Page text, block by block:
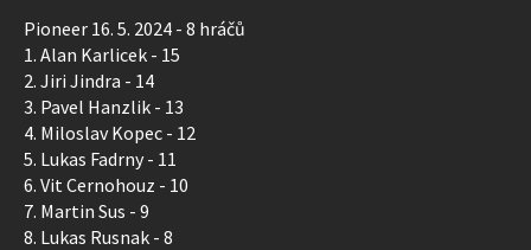
Pioneer 16. 5. 2024 - 8 hráčů
1. Alan Karlicek - 15
2. Jiri Jindra - 14
3. Pavel Hanzlik - 13
4. Miloslav Kopec - 12
5. Lukas Fadrny - 11
6. Vit Cernohouz - 10
7. Martin Sus - 9
8. Lukas Rusnak - 8